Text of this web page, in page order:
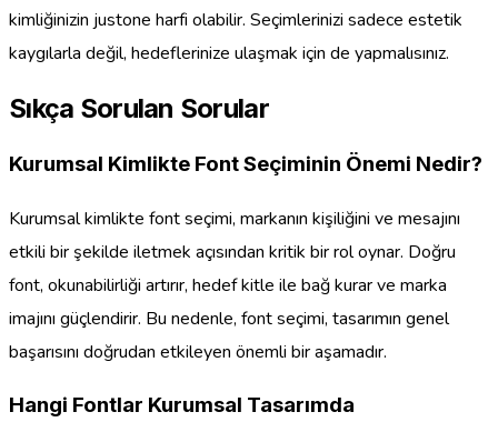
kimliğinizin justone harfi olabilir. Seçimlerinizi sadece estetik
kaygılarla değil, hedeflerinize ulaşmak için de yapmalısınız.
Sıkça Sorulan Sorular
Kurumsal Kimlikte Font Seçiminin Önemi Nedir?
Kurumsal kimlikte font seçimi, markanın kişiliğini ve mesajını
etkili bir şekilde iletmek açısından kritik bir rol oynar. Doğru
font, okunabilirliği artırır, hedef kitle ile bağ kurar ve marka
imajını güçlendirir. Bu nedenle, font seçimi, tasarımın genel
başarısını doğrudan etkileyen önemli bir aşamadır.
Hangi Fontlar Kurumsal Tasarımda